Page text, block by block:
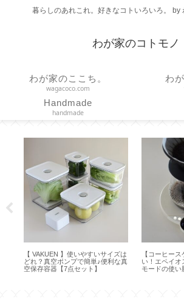
暮らしのあれこれ。好きなコトいろいろ。 by
わが家のコトモノ
わが家のここち。
wagacoco.com
わ
Handmade
handmade
【 VAKUEN 】使いやすいサイズは
どれ？真空ポンプで簡単♪便利な真
空保存容器【7点セット】
【コーヒース
い！エペイオ
モードの使い